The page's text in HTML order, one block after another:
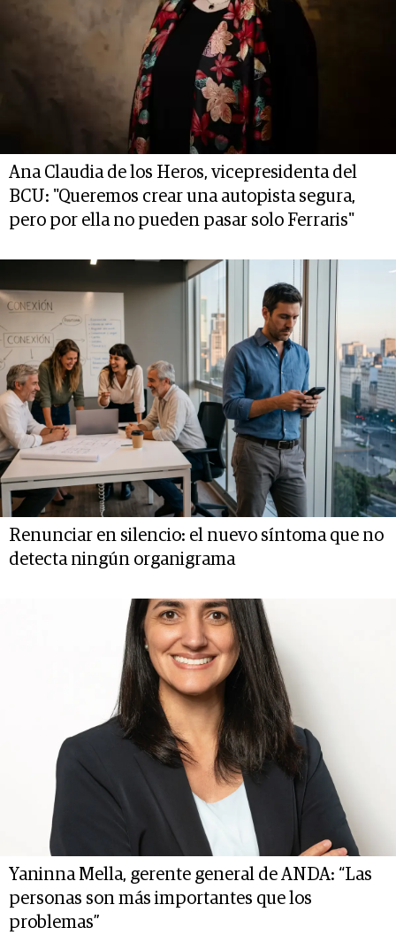
Ana Claudia de los Heros, vicepresidenta del
BCU: "Queremos crear una autopista segura,
pero por ella no pueden pasar solo Ferraris"
Renunciar en silencio: el nuevo síntoma que no
detecta ningún organigrama
Yaninna Mella, gerente general de ANDA: “Las
personas son más importantes que los
problemas”